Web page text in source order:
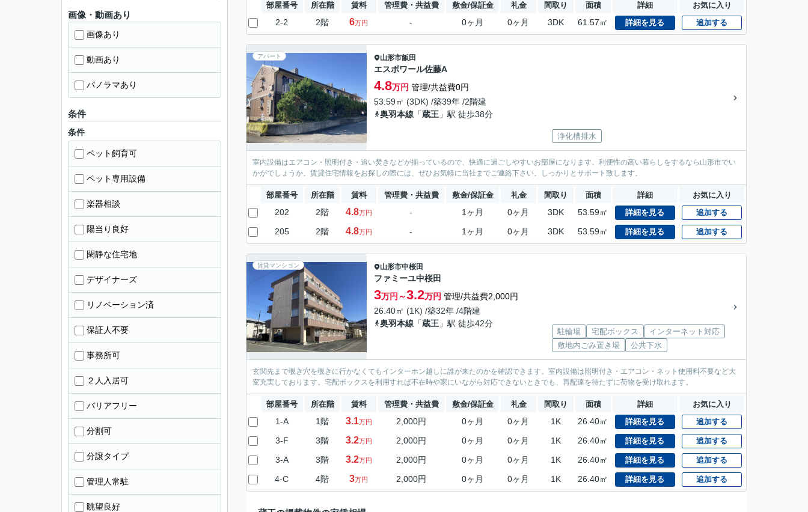
部屋番号 所在階 賃料 管理費・共益費 敷金/保証金 礼金 間取り 面積 詳細 お気に入り
2-2 2階 6万円 - 0ヶ月 0ヶ月 3DK 61.57㎡ 詳細を見る 追加する
アパート 山形市飯田
エスポワール佐藤A
4.8万円 管理/共益費0円
53.59㎡ (3DK) /築39年 /2階建
奥羽本線 「蔵王 」駅 徒歩38分
浄化槽排水
室内設備はエアコン・照明付き・追い焚きなどが揃っているので、快適に過ごしやすいお部屋になります。利便性の高い暮らしをするなら山形市でい
かがでしょうか。賃貸住宅情報をお探しの際には、ぜひお気軽に当社までご連絡下さい。しっかりとサポート致します。
部屋番号 所在階 賃料 管理費・共益費 敷金/保証金 礼金 間取り 面積 詳細 お気に入り
202 2階 4.8万円 - 1ヶ月 0ヶ月 3DK 53.59㎡ 詳細を見る 追加する
205 2階 4.8万円 - 1ヶ月 0ヶ月 3DK 53.59㎡ 詳細を見る 追加する
賃貸マンション 山形市中桜田
ファミーユ中桜田
3万円～3.2万円 管理/共益費2,000円
26.40㎡ (1K) /築32年 /4階建
奥羽本線 「蔵王 」駅 徒歩42分
駐輪場 宅配ボックス
インターネット対応
敷地内ごみ置き場
公共下水
玄関先まで覗き穴を覗きに行かなくてもインターホン越しに誰が来たのかを確認できます。室内設備は照明付き・エアコン・ネット使用料不要など大
変充実しております。宅配ボックスを利用すれば不在時や家にいながら対応できないときでも、再配達を待たずに荷物を受け取れます。
部屋番号 所在階 賃料 管理費・共益費 敷金/保証金 礼金 間取り 面積 詳細 お気に入り
1-A 1階 3.1万円 2,000円 0ヶ月 0ヶ月 1K 26.40㎡ 詳細を見る 追加する
3-F 3階 3.2万円 2,000円 0ヶ月 0ヶ月 1K 26.40㎡ 詳細を見る 追加する
3-A 3階 3.2万円 2,000円 0ヶ月 0ヶ月 1K 26.40㎡ 詳細を見る 追加する
4-C 4階 3万円 2,000円 0ヶ月 0ヶ月 1K 26.40㎡ 詳細を見る 追加する
画像・動画あり
画像あり
動画あり
パノラマあり
条件
条件
ペット飼育可
ペット専用設備
楽器相談
陽当り良好
閑静な住宅地
デザイナーズ
リノベーション済
保証人不要
事務所可
２人入居可
バリアフリー
分割可
分譲タイプ
管理人常駐
眺望良好